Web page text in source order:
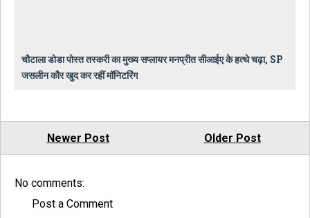
चौटाला डोडा पोस्त तस्करी का मुख्य सप्लायर मनप्रीत सीआईए के हत्थे चढ़ा, SP
जसलीन कौर खुद कर रहीं मॉनिटरिंग
Newer Post Older Post
No comments:
Post a Comment